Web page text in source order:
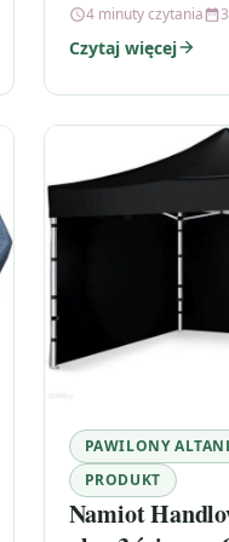
4 minuty czytania
Czytaj więcej
PAWILONY
PRODUKT
Namiot